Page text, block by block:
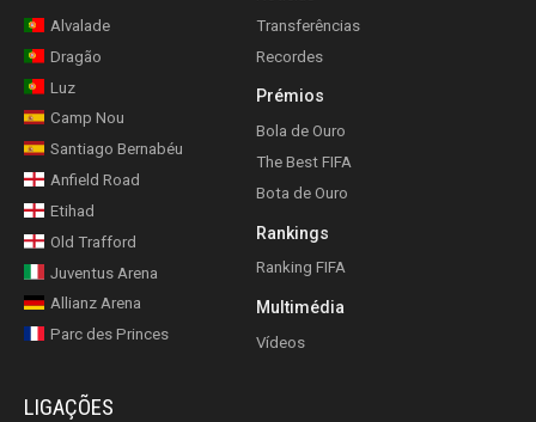
Alvalade
Dragão
Luz
Camp Nou
Santiago Bernabéu
Anfield Road
Etihad
Old Trafford
Juventus Arena
Allianz Arena
Parc des Princes
Transferências
Recordes
Prémios
Bola de Ouro
The Best FIFA
Bota de Ouro
Rankings
Ranking FIFA
Multimédia
Vídeos
LIGAÇÕES